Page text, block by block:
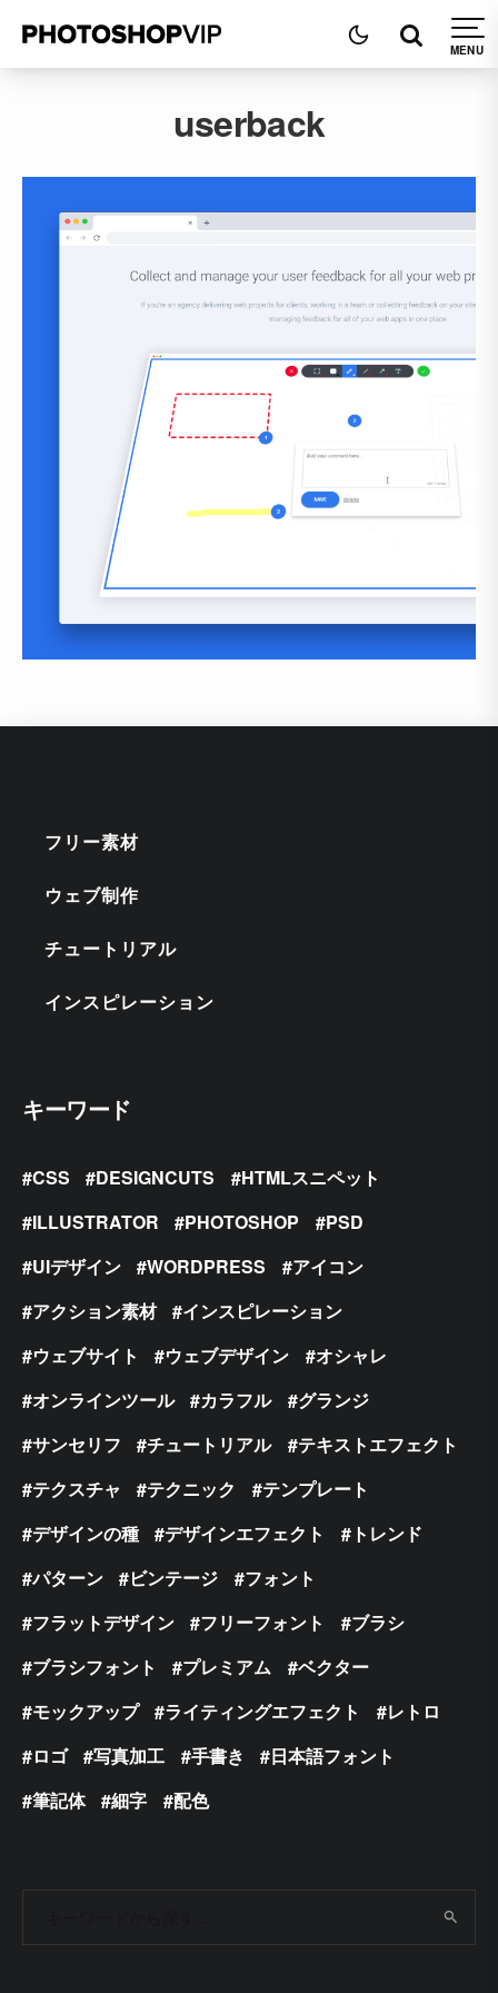
userback
フリー素材
ウェブ制作
チュートリアル
インスピレーション
キーワード
CSS DESIGNCUTS
HTMLスニペット
ILLUSTRATOR
PHOTOSHOP
PSD
UIデザイン
WORDPRESS
アイコン
アクション素材
インスピレーション
ウェブサイト
ウェブデザイン
オシャレ
オンラインツール
カラフル
グランジ
サンセリフ
チュートリアル
テキストエフェクト
テクスチャ
テクニック
テンプレート
デザインの種
デザインエフェクト
トレンド
パターン
ビンテージ
フォント
フラットデザイン
フリーフォント
ブラシ
ブラシフォント
プレミアム
ベクター
モックアップ
ライティングエフェクト
レトロ
ロゴ
写真加工 手書き
日本語フォント
筆記体
細字 配色